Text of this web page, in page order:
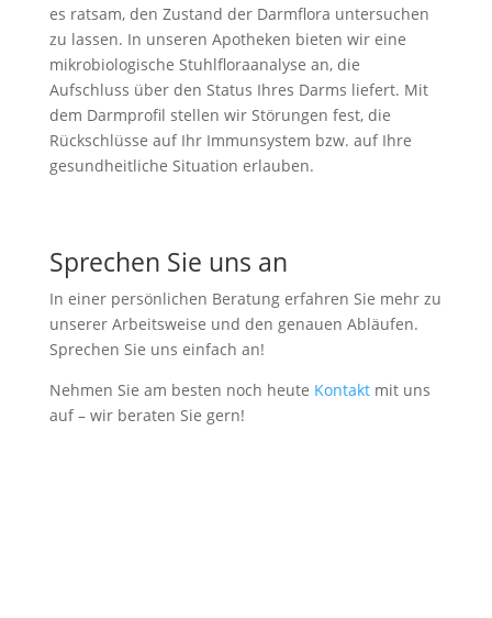
es ratsam, den Zustand der Darmflora untersuchen
zu lassen. In unseren Apotheken bieten wir eine
mikrobiologische Stuhlfloraanalyse an, die
Aufschluss über den Status Ihres Darms liefert. Mit
dem Darmprofil stellen wir Störungen fest, die
Rückschlüsse auf Ihr Immunsystem bzw. auf Ihre
gesundheitliche Situation erlauben.
Sprechen Sie uns an
In einer persönlichen Beratung erfahren Sie mehr zu
unserer Arbeitsweise und den genauen Abläufen.
Sprechen Sie uns einfach an!
Nehmen Sie am besten noch heute Kontaktmit uns
auf – wir beraten Sie gern!